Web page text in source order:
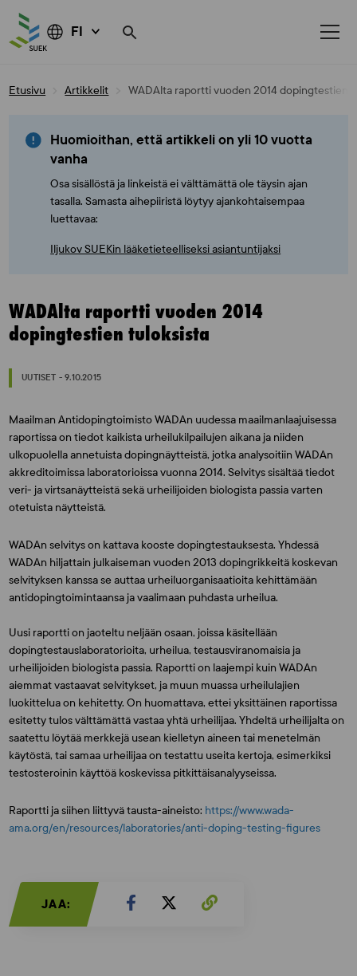
FI
Etusivu Artikkelit WADAlta raportti vuoden 2014 dopingtestien
Huomioithan, että artikkeli on yli 10 vuotta
vanha
Osa sisällöstä ja linkeistä ei välttämättä ole täysin ajan
tasalla. Samasta aihepiiristä löytyy ajankohtaisempaa
luettavaa:
Iljukov SUEKin lääketieteelliseksi asiantuntijaksi
WADAlta raportti vuoden 2014
dopingtestien tuloksista
UUTISET - 9.10.2015
Maailman Antidopingtoimisto WADAn uudessa maailmanlaajuisessa
raportissa on tiedot kaikista urheilukilpailujen aikana ja niiden
ulkopuolella annetuista dopingnäytteistä, jotka analysoitiin WADAn
akkreditoimissa laboratorioissa vuonna 2014. Selvitys sisältää tiedot
veri- ja virtsanäytteistä sekä urheilijoiden biologista passia varten
otetuista näytteistä.
WADAn selvitys on kattava kooste dopingtestauksesta. Yhdessä
WADAn hiljattain julkaiseman vuoden 2013 dopingrikkeitä koskevan
selvityksen kanssa se auttaa urheiluorganisaatioita kehittämään
antidopingtoimintaansa ja vaalimaan puhdasta urheilua.
Uusi raportti on jaoteltu neljään osaan, joissa käsitellään
dopingtestauslaboratorioita, urheilua, testausviranomaisia ja
urheilijoiden biologista passia. Raportti on laajempi kuin WADAn
aiemmat vastaavat selvitykset, ja muun muassa urheilulajien
luokittelua on kehitetty. On huomattava, ettei yksittäinen raportissa
esitetty tulos välttämättä vastaa yhtä urheilijaa. Yhdeltä urheilijalta on
saatettu löytää merkkejä usean kielletyn aineen tai menetelmän
käytöstä, tai samaa urheilijaa on testattu useita kertoja, esimerkiksi
testosteroinin käyttöä koskevissa pitkittäisanalyyseissa.
Raportti ja siihen liittyvä tausta-aineisto: https://www.wada-
ama.org/en/resources/laboratories/anti-doping-testing-figures
JAA: